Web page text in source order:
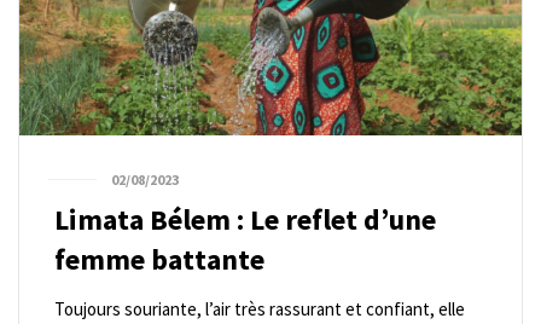
02/08/2023
Limata Bélem : Le reflet d’une
femme battante
Toujours souriante, l’air très rassurant et confiant, elle